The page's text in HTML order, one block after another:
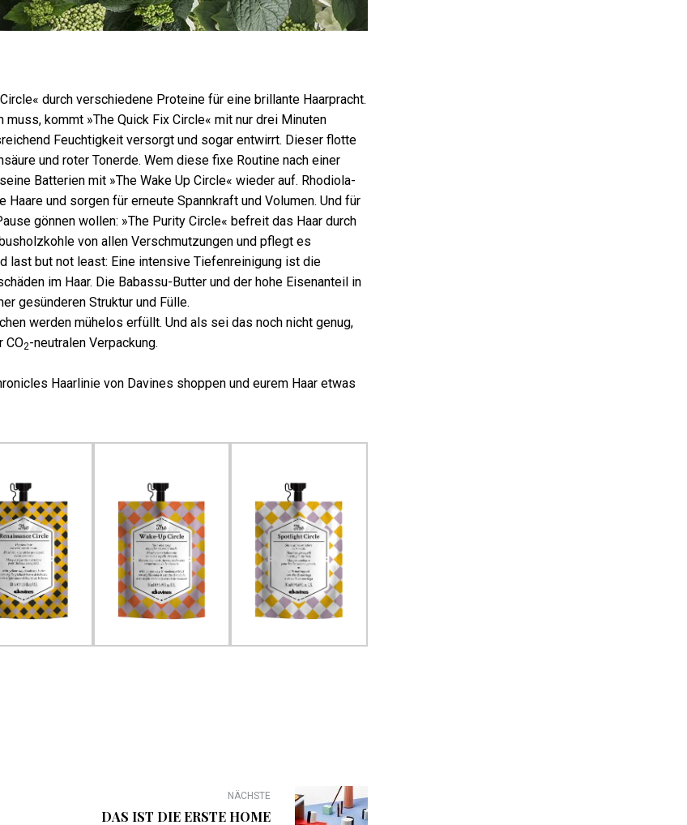
durch verschiedene Proteine für eine brillante Haarpracht.
kommt »The Quick Fix Circle« mit nur drei Minuten
Feuchtigkeit versorgt und sogar entwirrt. Dieser flotte
und roter Tonerde. Wem diese fixe Routine nach einer
Batterien mit »The Wake Up Circle« wieder auf. Rhodiola-
und sorgen für erneute Spannkraft und Volumen. Und für
gönnen wollen: »The Purity Circle« befreit das Haar durch
von allen Verschmutzungen und pflegt es
last but not least: Eine intensive Tiefenreinigung ist die
im Haar. Die Babassu-Butter und der hohe Eisenanteil in
gesünderen Struktur und Fülle.
werden mühelos erfüllt. Und als sei das noch nicht genug,
CO2-neutralen Verpackung.
Haarlinie von Davines shoppen und eurem Haar etwas
NÄCHSTE
DAS IST DIE ERSTE HOME